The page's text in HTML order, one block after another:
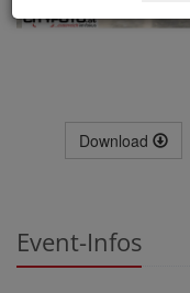
Download
Event-Infos